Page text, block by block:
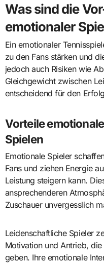
Was sind die
emotionaler
Ein emotionaler
zu den Fans stärken und
jedoch auch Risiken wie
Gleichgewicht zwischen
entscheidend für den
Vorteile
Spielen
Emotionale Spieler
Fans und ziehen Energie
Leistung steigern kann.
ansprechenderen
Zuschauer unvergesslich
Leidenschaftliche Spieler
Motivation und Antrieb,
geben. Ihre emotionale